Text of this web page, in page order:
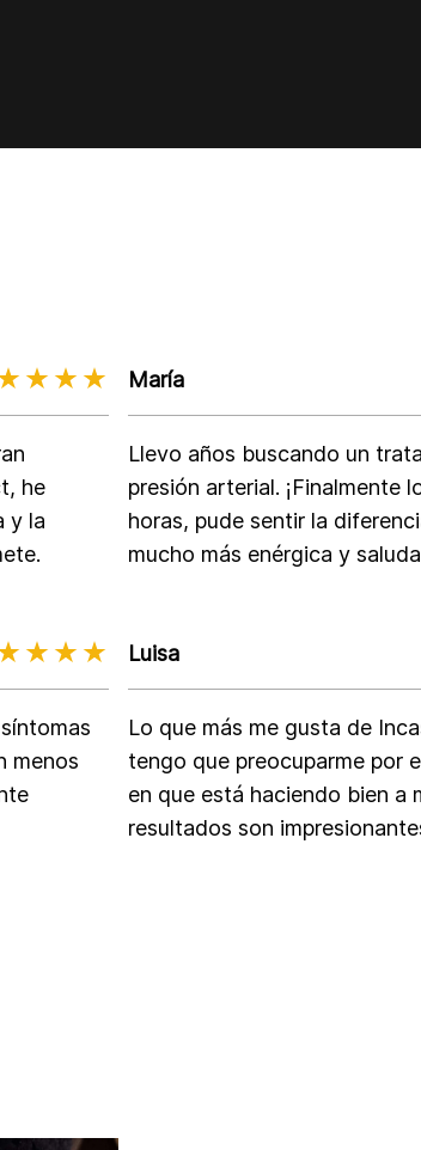
he
y la
María
Llevo años buscando un
presión arterial. ¡Finalmente
horas, pude sentir la
mucho más enérgica y
menos
Luisa
Lo que más me gusta de
tengo que preocuparme por
en que está haciendo bien a
resultados son